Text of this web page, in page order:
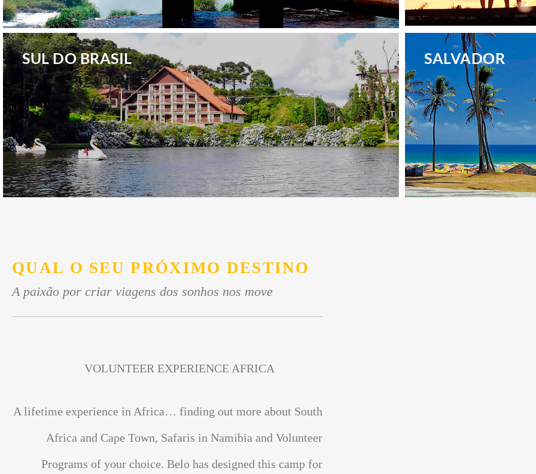
. .
SUL DO BRASIL SALVADOR
QUAL O SEU PRÓXIMO DESTINO
A paixão por criar viagens dos sonhos nos move
VOLUNTEER EXPERIENCE AFRICA
A lifetime experience in Africa… finding out more about South
Africa and Cape Town, Safaris in Namibia and Volunteer
Programs of your choice. Belo has designed this camp for